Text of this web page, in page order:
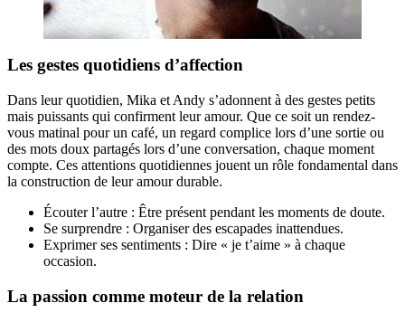
Les gestes quotidiens d’affection
Dans leur quotidien, Mika et Andy s’adonnent à des gestes petits
mais puissants qui confirment leur amour. Que ce soit un rendez-
vous matinal pour un café, un regard complice lors d’une sortie ou
des mots doux partagés lors d’une conversation, chaque moment
compte. Ces attentions quotidiennes jouent un rôle fondamental dans
la construction de leur amour durable.
Écouter l’autre : Être présent pendant les moments de doute.
Se surprendre : Organiser des escapades inattendues.
Exprimer ses sentiments : Dire « je t’aime » à chaque
occasion.
La passion comme moteur de la relation